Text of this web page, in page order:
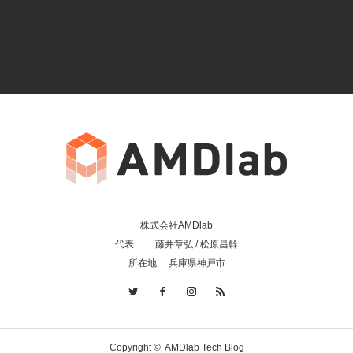
株式会社AMDlab
代表 藤井章弘 / 松原昌幹
所在地 兵庫県神戸市
Copyright © AMDlab Tech Blog